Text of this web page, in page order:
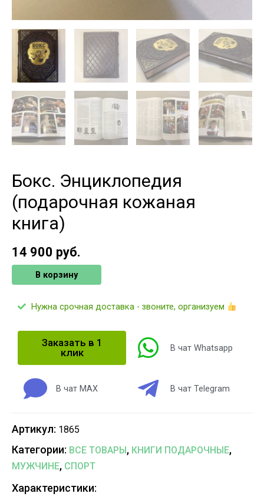
Бокс. Энциклопедия
(подарочная кожаная
книга)
14 900 руб.
В корзину
Нужна срочная доставка - звоните, организуем
Заказать в 1
клик
В чат Whatsapp
В чат MAX В чат Telegram
Артикул: 1865
Категории: ВСЕ ТОВАРЫ , КНИГИ ПОДАРОЧНЫЕ,
МУЖЧИНЕ, СПОРТ
Характеристики: